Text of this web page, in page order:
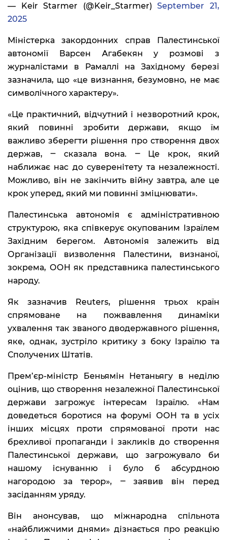
— Keir Starmer (@Keir_Starmer)September 21,
2025
Міністерка закордонних справ Палестинської
автономії Варсен Агабекян у розмові з
журналістами в Рамаллі на Західному березі
зазначила, що «це визнання, безумовно, не має
символічного характеру».
«Це практичний, відчутний і незворотний крок,
який повинні зробити держави, якщо їм
важливо зберегти рішення про створення двох
держав, ‒ сказала вона. ‒ Це крок, який
наближає нас до суверенітету та незалежності.
Можливо, він не закінчить війну завтра, але це
крок уперед, який ми повинні зміцнювати».
Палестинська автономія є адміністративною
структурою, яка співкерує окупованим Ізраїлем
Західним берегом. Автономія залежить від
Організації визволення Палестини, визнаної,
зокрема, ООН як представника палестинського
народу.
Як зазначив Reuters, рішення трьох країн
спрямоване на пожвавлення динаміки
ухвалення так званого дводержавного рішення,
яке, однак, зустріло критику з боку Ізраїлю та
Сполучених Штатів.
Прем’єр-міністр Беньямін Нетаньягу в неділю
оцінив, що створення незалежної Палестинської
держави загрожує інтересам Ізраїлю. «Нам
доведеться боротися на форумі ООН та в усіх
інших місцях проти спрямованої проти нас
брехливої пропаганди і закликів до створення
Палестинської держави, що загрожувало би
нашому існуванню і було б абсурдною
нагородою за терор», ‒ заявив він перед
засіданням уряду.
Він анонсував, що міжнародна спільнота
«найближчими днями» дізнається про реакцію